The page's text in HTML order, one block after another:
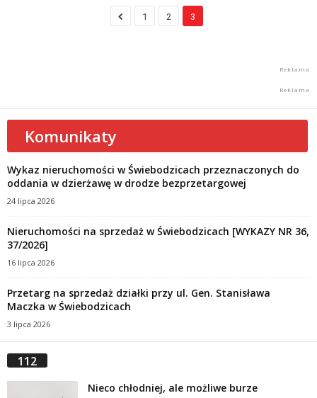
1 2 3
Komunikaty
Wykaz nieruchomości w Świebodzicach przeznaczonych do
oddania w dzierżawę w drodze bezprzetargowej
24 lipca 2026
Nieruchomości na sprzedaż w Świebodzicach [WYKAZY NR 36,
37/2026]
16 lipca 2026
Przetarg na sprzedaż działki przy ul. Gen. Stanisława
Maczka w Świebodzicach
3 lipca 2026
112
Nieco chłodniej, ale możliwe burze